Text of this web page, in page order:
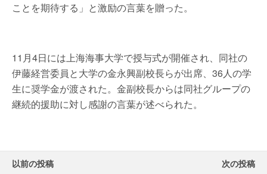
ことを期待する」と激励の言葉を贈った。
11月4日には上海海事大学で授与式が開催され、同社の
伊藤経営委員と大学の金永興副校長らが出席、36人の学
生に奨学金が渡された。金副校長からは同社グループの
継続的援助に対し感謝の言葉が述べられた。
以前の投稿 次の投稿